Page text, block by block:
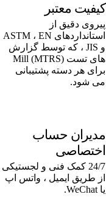
کیفیت معتبر
پیروی دقیق از
استانداردهای ASTM ، EN
و JIS ، که توسط گزارش
های تست Mill (MTRS)
برای هر دسته پشتیبانی
می شود.
مدیران حساب
اختصاصی
24/7 کمک فنی و لجستیکی
از طریق ایمیل ، واتس اپ
یا WeChat.